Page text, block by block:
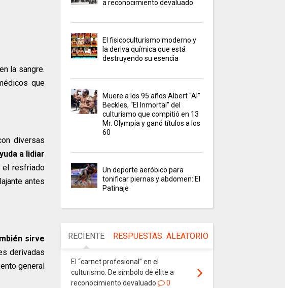
la sangre.
que
diversas
a lidiar
el resfriado
antes
sirve
derivadas
general
a reconocimiento devaluado
El fisicoculturismo moderno y
la deriva química que está
destruyendo su esencia
Muere a los 95 años Albert “Al”
Beckles, “El Inmortal” del
culturismo que compitió en 13
Mr. Olympia y ganó títulos a los
60
Un deporte aeróbico para
tonificar piernas y abdomen: El
Patinaje
RECIENTE RESPUESTAS ALEATORIO
El “carnet profesional” en el
culturismo: De símbolo de élite a
reconocimiento devaluado
0